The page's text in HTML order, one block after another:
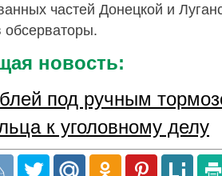
частей Донецкой и
новость:
под ручным
к уголовному делу